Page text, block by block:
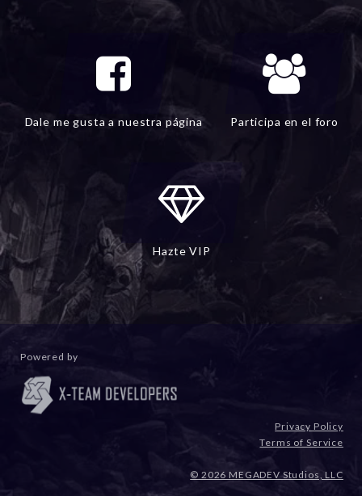
Dale me gusta a nuestra página Participa en el foro
Hazte VIP
Powered by
Privacy Policy
Terms of Service
© 2026 MEGADEV Studios, LLC